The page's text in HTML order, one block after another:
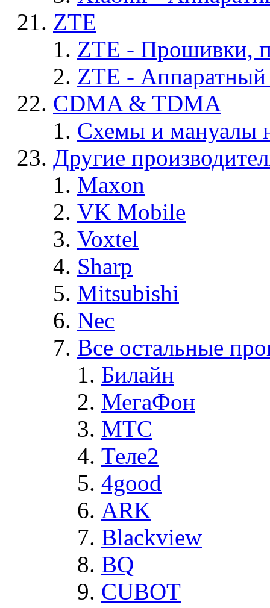
ZTE
ZTE - Прошивки,
ZTE -
CDMA & TDMA
Схемы и мануалы
Другие
Maxon
VK Mobile
Voxtel
Sharp
Mitsubishi
Nec
Все остальные
Билайн
МегаФон
MTC
Теле2
4good
ARK
Blackview
BQ
CUBOT